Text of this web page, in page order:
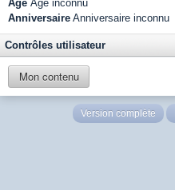
Âge Âge inconnu
Anniversaire Anniversaire inconnu
Contrôles utilisateur
Mon contenu
Version complète